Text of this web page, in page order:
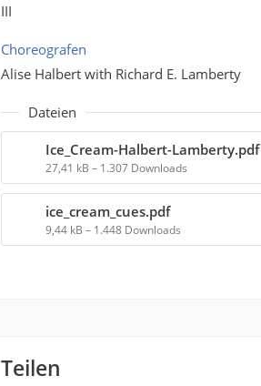
III
Choreografen
Alise Halbert with Richard E. Lamberty
Dateien
Ice_Cream-Halbert-Lamberty.pdf
27,41 kB – 1.307 Downloads
ice_cream_cues.pdf
9,44 kB – 1.448 Downloads
Teilen